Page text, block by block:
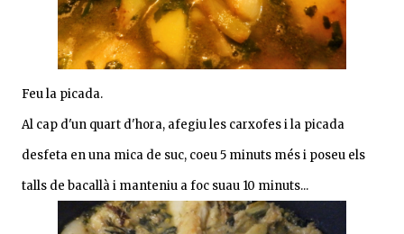
Feu la picada.
Al cap d'un quart d'hora, afegiu les carxofes i la picada
desfeta en una mica de suc, coeu 5 minuts més i poseu els
talls de bacallà i manteniu a foc suau 10 minuts...